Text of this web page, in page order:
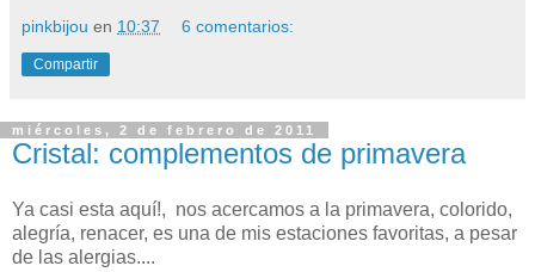
pinkbijou en 10:37 6 comentarios:
Compartir
miércoles, 2 de febrero de 2011
Cristal: complementos de primavera
Ya casi esta aquí!, nos acercamos a la primavera, colorido,
alegría, renacer, es una de mis estaciones favoritas, a pesar
de las alergias....